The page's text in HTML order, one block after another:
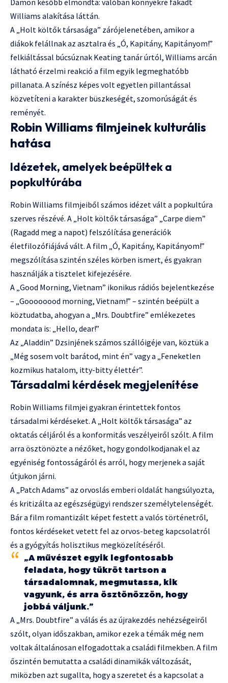
Williams alakítása láttán.
A „Holt költők társasága” zárójelenetében, amikor a
diákok felállnak az asztalra és „Ó, Kapitány, Kapitányom!”
felkiáltással búcsúznak Keating tanár úrtól, Williams arcán
látható érzelmi reakció a film egyik legmeghatóbb
pillanata. A színész képes volt egyetlen pillantással
közvetíteni a karakter büszkeségét, szomorúságát és
reményét.
Robin Williams filmjeinek kulturális
hatása
Idézetek, amelyek beépültek a
popkultúrába
Robin Williams filmjeiből számos idézet vált a popkultúra
szerves részévé. A „Holt költők társasága” „Carpe diem”
(Ragadd meg a napot) felszólítása generációk
életfilozófiájává vált. A film „Ó, Kapitány, Kapitányom!”
megszólítása szintén széles körben ismert, és gyakran
használják a tisztelet kifejezésére.
A „Good Morning, Vietnam” ikonikus rádiós bejelentkezése
– „Goooooood morning, Vietnam!” – szintén beépült a
köztudatba, ahogyan a „Mrs. Doubtfire” emlékezetes
mondata is: „Hello, dear!”
Az „Aladdin” Dzsinjének számos szállóigéje van, köztük a
„Még sosem volt barátod, mint én” vagy a „Feneketlen
kozmikus hatalom, itty-bitty élettér”.
Társadalmi kérdések megjelenítése
Robin Williams filmjei gyakran érintettek fontos
társadalmi kérdéseket. A „Holt költők társasága” az
oktatás céljáról és a konformitás veszélyeiről szólt. A film
arra ösztönözte a nézőket, hogy gondolkodjanak el az
egyéniség fontosságáról és arról, hogy merjenek a saját
útjukon járni.
A „Patch Adams” az orvoslás emberi oldalát hangsúlyozta,
és kritizálta az egészségügyi rendszer személytelenségét.
Bár a film romantizált képet festett a valós történetről,
fontos kérdéseket vetett fel az orvos-beteg kapcsolatról
és a gyógyítás holisztikus megközelítéséről.
„A művészet egyik legfontosabb
feladata, hogy tükröt tartson a
társadalomnak, megmutassa, kik
vagyunk, és arra ösztönözzön, hogy
jobbá váljunk.”
A „Mrs. Doubtfire” a válás és az újrakezdés nehézségeiről
szólt, olyan időszakban, amikor ezek a témák még nem
voltak általánosan elfogadottak a családi filmekben. A film
őszintén bemutatta a családi dinamikák változását,
miközben azt sugallta, hogy a szeretet és a kapcsolat a